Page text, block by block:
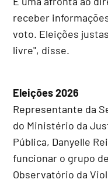
receber
voto. Eleições
livre", disse.
Eleições 2026
Representante da
do Ministério da
Pública, Danyelle
funcionar o grupo
Observatório da